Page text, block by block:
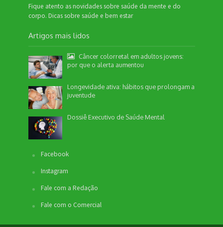
Fique atento as novidades sobre saúde da mente e do
corpo. Dicas sobre saúde e bem estar
Artigos mais lidos
Câncer colorretal em adultos jovens:
por que o alerta aumentou
Longevidade ativa: hábitos que prolongam a
juventude
Dossiê Executivo de Saúde Mental
Facebook
Instagram
Fale com a Redação
Fale com o Comercial